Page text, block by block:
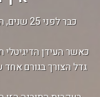
כבר
כאשר העידן הדיגיטלי
גדל הצורך בגורם